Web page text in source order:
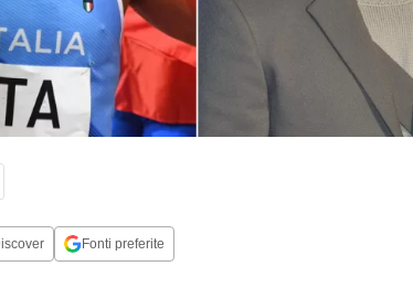
Fonti preferite